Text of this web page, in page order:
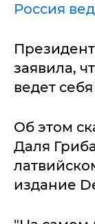
Россия
заявила,
ведет
Об этом
Даля
издание